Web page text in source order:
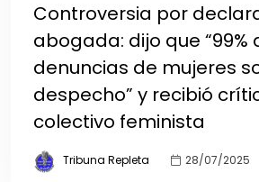
Controversia por
abogada: dijo que “99%
denuncias de mujeres
despecho” y recibió
colectivo feminista
Tribuna Repleta 28/07/2025